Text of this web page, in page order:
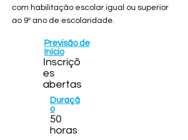
com habilitação escolar igual ou superior
ao 9º ano de escolaridade.
Previsão de
Início
Inscriçõ
es
abertas
Duraçã
o
50
horas